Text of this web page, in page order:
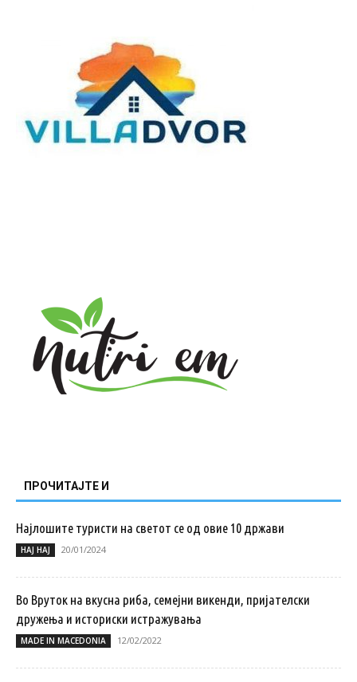
ПРОЧИТАЈТЕ И
Најлошите туристи на светот се од овие 10 држави
НАЈ НАЈ 20/01/2024
Во Вруток на вкусна риба, семејни викенди, пријателски
дружења и историски истражувања
MADE IN MACEDONIA 12/02/2022